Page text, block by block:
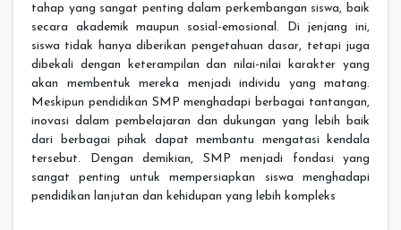
tahap yang sangat penting dalam perkembangan siswa, baik
secara akademik maupun sosial-emosional. Di jenjang ini,
siswa tidak hanya diberikan pengetahuan dasar, tetapi juga
dibekali dengan keterampilan dan nilai-nilai karakter yang
akan membentuk mereka menjadi individu yang matang.
Meskipun pendidikan SMP menghadapi berbagai tantangan,
inovasi dalam pembelajaran dan dukungan yang lebih baik
dari berbagai pihak dapat membantu mengatasi kendala
tersebut. Dengan demikian, SMP menjadi fondasi yang
sangat penting untuk mempersiapkan siswa menghadapi
pendidikan lanjutan dan kehidupan yang lebih kompleks